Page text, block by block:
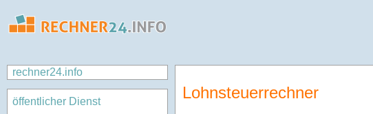
rechner24.info
öffentlicher Dienst Lohnsteuerrechner